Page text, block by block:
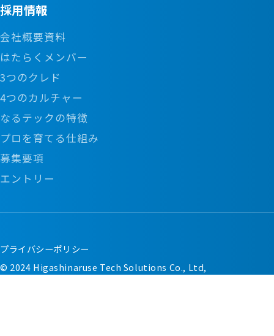
今すぐエントリー
カジュアル面談はこちら
令和8年4月～
下記のエントリーフォーム、カジュアル面談フォームか
らご応募ください。
今すぐエントリー
プライバシーポリシー
© 2024 Higashinaruse Tech Solutions Co., Ltd,
採用情報
会社概要資料
はたらくメンバー
3つのクレド
4つのカルチャー
なるテックの特徴
プロを育てる仕組み
募集要項
エントリー